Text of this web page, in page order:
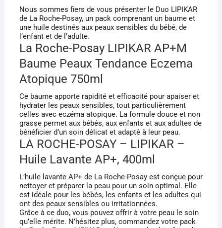
BAUME
400ML
+
HUILE
750ML
Nous sommes fiers de vous présenter le Duo LIPIKAR
de La Roche-Posay, un pack comprenant un baume et
une huile destinés aux peaux sensibles du bébé, de
l’enfant et de l’adulte.
La Roche-Posay LIPIKAR AP+M
Baume Peaux Tendance Eczema
Atopique 750ml
Ce baume apporte rapidité et efficacité pour apaiser et
hydrater les peaux sensibles, tout particulièrement
celles avec eczéma atopique. La formule douce et non
grasse permet aux bébés, aux enfants et aux adultes de
bénéficier d’un soin délicat et adapté à leur peau.
LA ROCHE-POSAY – LIPIKAR –
Huile Lavante AP+, 400ml
L’huile lavante AP+ de La Roche-Posay est conçue pour
nettoyer et préparer la peau pour un soin optimal. Elle
est idéale pour les bébés, les enfants et les adultes qui
ont des peaux sensibles ou irritationnées.
Grâce à ce duo, vous pouvez offrir à votre peau le soin
qu’elle mérite. N’hésitez plus, commandez votre pack